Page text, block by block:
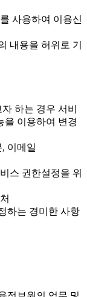
사용하여 이용신
내용을 허위로 기
하는 경우 서비
을 이용하여 변경
이메일
스 권한설정을 위
하는 경미한 사항